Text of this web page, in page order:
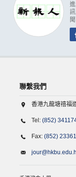
聯繫我們
香港九龍塘禧福
Tel: (852)
Fax: (852)